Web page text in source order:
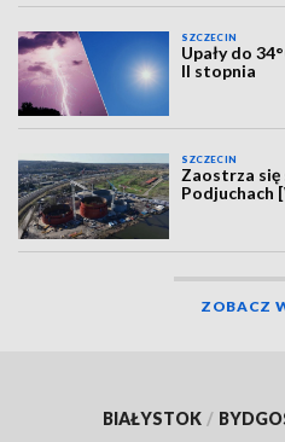
SZCZECIN
Upały do
II stopnia
SZCZECIN
Zaostrza się
Podjuchach
ZOBACZ
BIAŁYSTOK /